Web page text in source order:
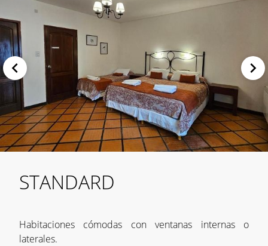
STANDARD
Habitaciones cómodas con ventanas internas o
laterales.